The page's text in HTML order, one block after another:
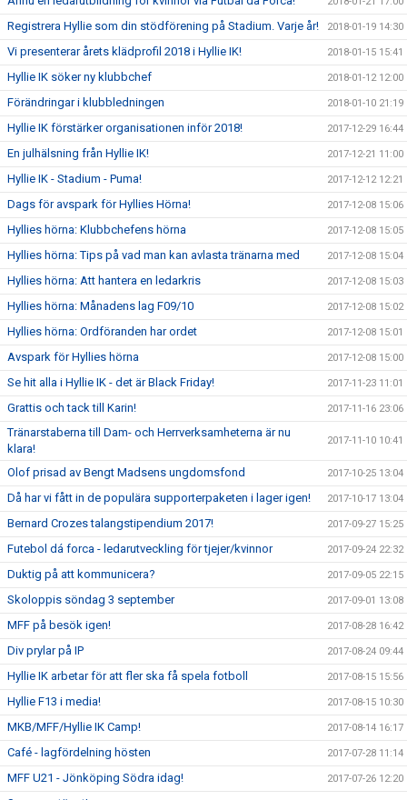
Registrera Hyllie som din stödförening på Stadium. Varje år! 2018-01-19 14:30
Vi presenterar årets klädprofil 2018 i Hyllie IK! 2018-01-15 15:41
Hyllie IK söker ny klubbchef 2018-01-12 12:00
Förändringar i klubbledningen 2018-01-10 21:19
Hyllie IK förstärker organisationen inför 2018! 2017-12-29 16:44
En julhälsning från Hyllie IK! 2017-12-21 11:00
Hyllie IK - Stadium - Puma! 2017-12-12 12:21
Dags för avspark för Hyllies Hörna! 2017-12-08 15:06
Hyllies hörna: Klubbchefens hörna 2017-12-08 15:05
Hyllies hörna: Tips på vad man kan avlasta tränarna med 2017-12-08 15:04
Hyllies hörna: Att hantera en ledarkris 2017-12-08 15:03
Hyllies hörna: Månadens lag F09/10 2017-12-08 15:02
Hyllies hörna: Ordföranden har ordet 2017-12-08 15:01
Avspark för Hyllies hörna 2017-12-08 15:00
Se hit alla i Hyllie IK - det är Black Friday! 2017-11-23 11:01
Grattis och tack till Karin! 2017-11-16 23:06
Tränarstaberna till Dam- och Herrverksamheterna är nu
klara!
2017-11-10 10:41
Olof prisad av Bengt Madsens ungdomsfond 2017-10-25 13:04
Då har vi fått in de populära supporterpaketen i lager igen! 2017-10-17 13:04
Bernard Crozes talangstipendium 2017! 2017-09-27 15:25
Futebol dá forca - ledarutveckling för tjejer/kvinnor 2017-09-24 22:32
Duktig på att kommunicera? 2017-09-05 22:15
Skoloppis söndag 3 september 2017-09-01 13:08
MFF på besök igen! 2017-08-28 16:42
Div prylar på IP 2017-08-24 09:44
Hyllie IK arbetar för att fler ska få spela fotboll 2017-08-15 15:56
Hyllie F13 i media! 2017-08-15 10:30
MKB/MFF/Hyllie IK Camp! 2017-08-14 16:17
Café - lagfördelning hösten 2017-07-28 11:14
MFF U21 - Jönköping Södra idag! 2017-07-26 12:20